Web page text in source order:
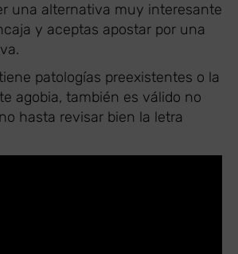
una alternativa muy interesante
y aceptas apostar por una
patologías preexistentes o la
agobia, también es válido no
hasta revisar bien la letra